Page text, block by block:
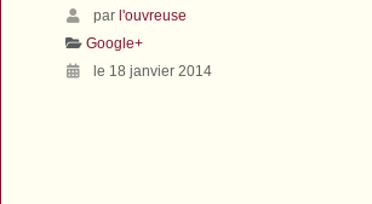
parl'ouvreuse
Google+
le 18 janvier 2014